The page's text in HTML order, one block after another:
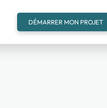
DÉMARRER MON PROJET